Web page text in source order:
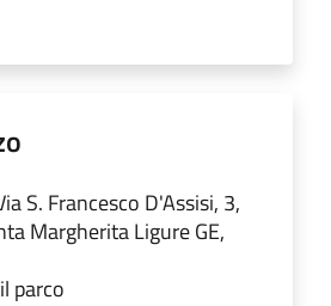
S. Francesco D'Assisi, 3,
Margherita Ligure GE,
parco